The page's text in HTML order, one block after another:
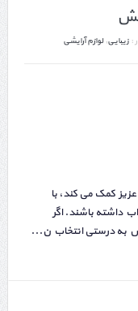
: زیبایی, لوازم آرایشی
کمک می کند، با
داشته باشند. اگر
به درستی انتخاب ن...